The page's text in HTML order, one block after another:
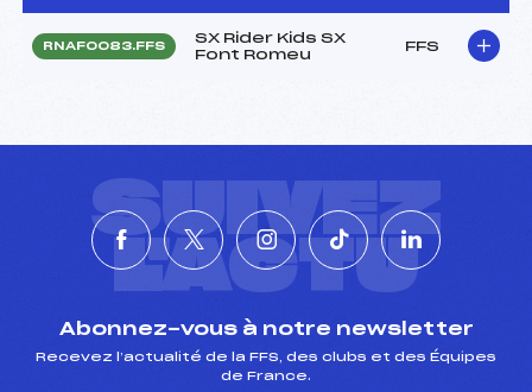
RNAF0083.FFS
SX Rider Kids SX
Font Romeu
FFS
SUIVEZ
L'ACTU
Abonnez-vous à notre newsletter
Recevez l’actualité de la FFS, des clubs et des Équipes
de France.